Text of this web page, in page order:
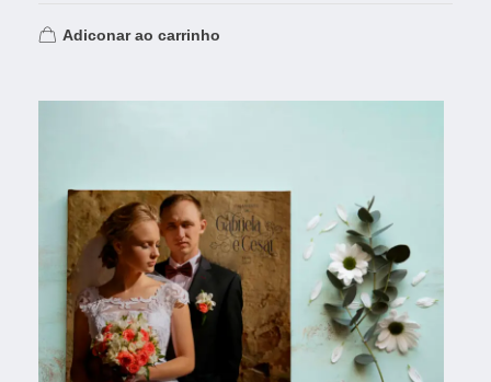
Adiconar ao carrinho